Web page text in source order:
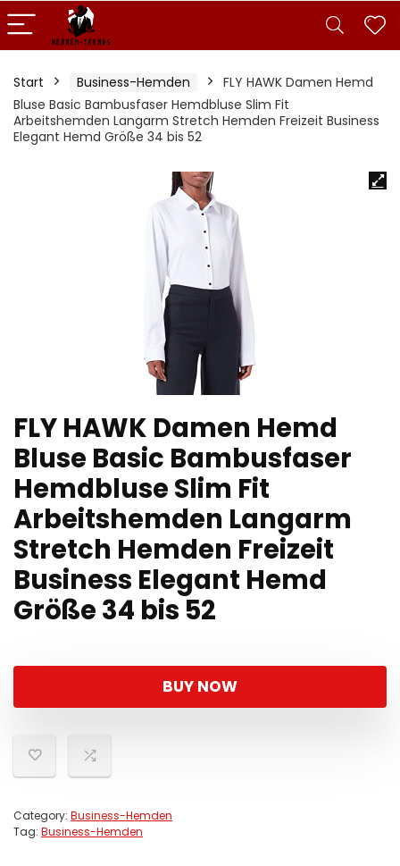
Start Business-Hemden
FLY HAWK Damen Hemd
Bluse Basic Bambusfaser Hemdbluse Slim Fit
Arbeitshemden Langarm Stretch Hemden Freizeit Business
Elegant Hemd Größe 34 bis 52
FLY HAWK Damen Hemd
Bluse Basic Bambusfaser
Hemdbluse Slim Fit
Arbeitshemden Langarm
Stretch Hemden Freizeit
Business Elegant Hemd
Größe 34 bis 52
BUY NOW
Category: Business-Hemden
Tag: Business-Hemden